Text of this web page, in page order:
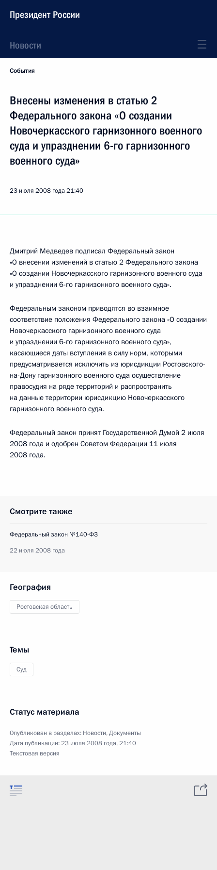
Президент России
Новости
События
Внесены изменения в статью 2
Федерального закона «О создании
Новочеркасского гарнизонного военного
суда и упразднении 6-го гарнизонного
военного суда»
23 июля 2008 года21:40
Дмитрий Медведев подписал Федеральный закон
«О внесении изменений в статью 2 Федерального закона
«О создании Новочеркасского гарнизонного военного суда
и упразднении 6-го гарнизонного военного суда».
Федеральным законом приводятся во взаимное
соответствие положения Федерального закона «О создании
Новочеркасского гарнизонного военного суда
и упразднении 6-го гарнизонного военного суда»,
касающиеся даты вступления в силу норм, которыми
предусматривается исключить из юрисдикции Ростовского-
на-Дону гарнизонного военного суда осуществление
правосудия на ряде территорий и распространить
на данные территории юрисдикцию Новочеркасского
гарнизонного военного суда.
Федеральный закон принят Государственной Думой 2 июля
2008 года и одобрен Советом Федерации 11 июля
2008 года.
Смотрите также
Федеральный закон №140-ФЗ
22 июля 2008 года
География
Ростовская область
Темы
Суд
Статус материала
Опубликован в разделах: Новости,Документы
Дата публикации:23 июля 2008 года, 21:40
Текстовая версия